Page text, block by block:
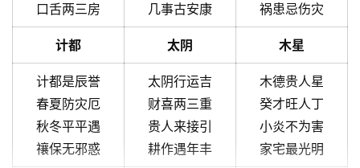
口舌两三房
几事古安康
祸患忌伤灾
计都 太阴 木星
计都是辰誉
春夏防灾厄
秋冬平平遇
禳保无邪惑
太阴行运吉
财喜两三重
贵人来接引
耕作遇年丰
木德贵人星
癸才旺人丁
小炎不为害
家宅最光明